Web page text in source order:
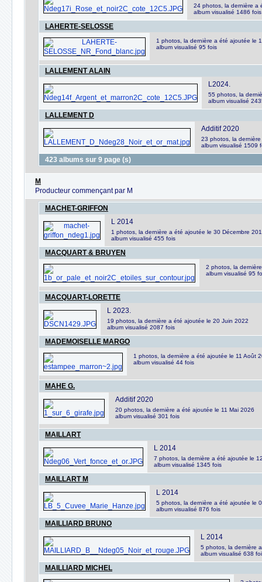
24 photos, la dernière a
album visualisé 1486 fois
LAHERTE-SELOSSE
1 photos, la dernière a été ajoutée le
album visualisé 95 fois
LALLEMENT ALAIN
L2024.
55 photos, la
album visualisé
LALLEMENT D
Additif 2020
23 photos, la
album visualisé 1509
423 albums sur 9 page (s)
M
Producteur commençant par M
MACHET-GRIFFON
L 2014
1 photos, la dernière a été ajoutée le 30 Décembre
album visualisé 455 fois
MACQUART & BRUYEN
2 photos, la
album visualisé 95
MACQUART-LORETTE
L 2023.
19 photos, la dernière a été ajoutée le 20 Juin 2022
album visualisé 2087 fois
MADEMOISELLE MARGO
1 photos, la dernière a été ajoutée le 11 Août
album visualisé 44 fois
MAHE G.
Additif 2020
20 photos, la dernière a été ajoutée le 11 Mai 2026
album visualisé 301 fois
MAILLART
L 2014
7 photos, la dernière a été ajoutée le
album visualisé 1345 fois
MAILLART M
L 2014
5 photos, la dernière a été ajoutée le
album visualisé 876 fois
MAILLIARD BRUNO
L 2014
5 photos, la dernière
album visualisé 638
MAILLIARD MICHEL